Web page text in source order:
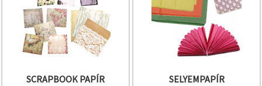
SCRAPBOOK PAPÍR SELYEMPAPÍR